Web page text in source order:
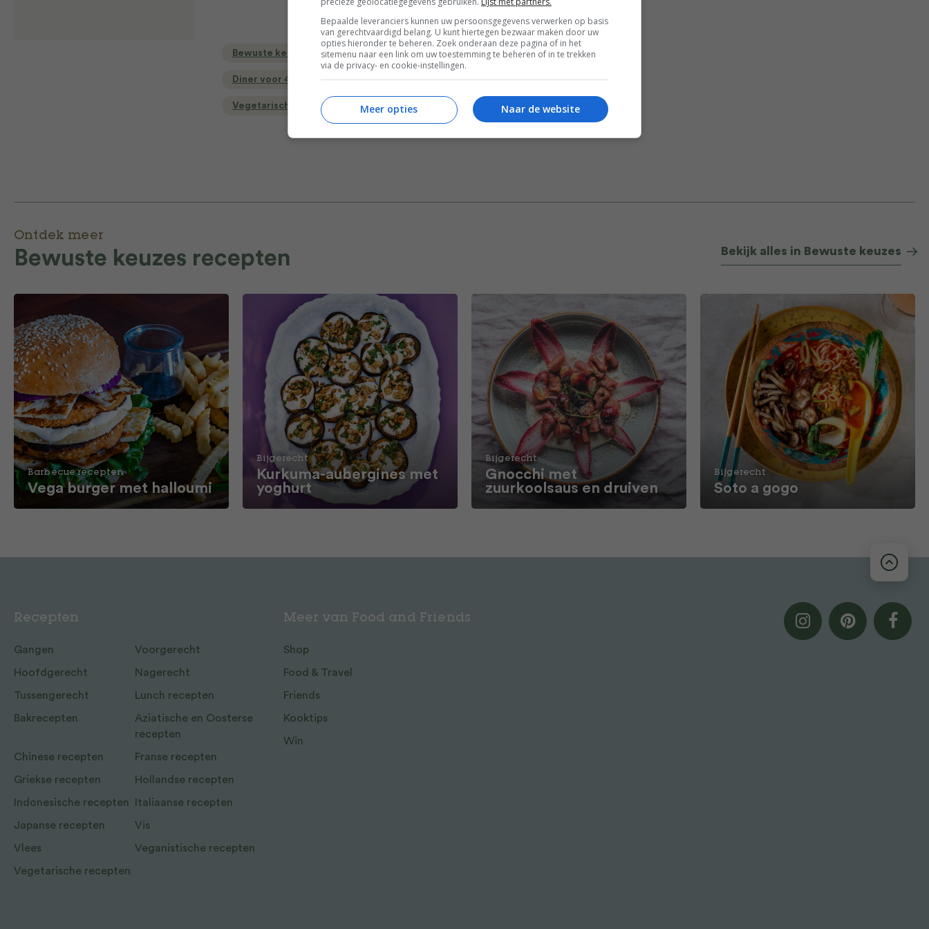
Bewuste keuzes Borrel recepten Borrelhapjes recepten
Diner voor 4 of meer Gelegenheid Overdag Tapas recepten
Vegetarische recepten
Ontdek meer
Bewuste keuzes recepten Bekijk alles in Bewuste keuzes
Barbecue recepten
Vega burger met halloumi
Bijgerecht
Kurkuma-aubergines met
yoghurt
Bijgerecht
Gnocchi met
zuurkoolsaus en druiven
Bijgerecht
Soto a gogo
Bepaalde leveranciers kunnen uw persoonsgegevens verwerken op basis
van gerechtvaardigd belang. U kunt hiertegen bezwaar maken door uw
opties hieronder te beheren. Zoek onderaan deze pagina of in het
sitemenu naar een link om uw toestemming te beheren of in te trekken
via de privacy- en cookie-instellingen.
Naar de website
Meer opties
Recepten
Gangen Voorgerecht
Hoofdgerecht Nagerecht
Tussengerecht Lunch recepten
Bakrecepten
Aziatische en Oosterse
recepten
Chinese recepten Franse recepten
Griekse recepten Hollandse recepten
Indonesische recepten Italiaanse recepten
Japanse recepten Vis
Vlees Veganistische recepten
Vegetarische recepten
Meer van Food and Friends
Shop
Food & Travel
Friends
Kooktips
Win